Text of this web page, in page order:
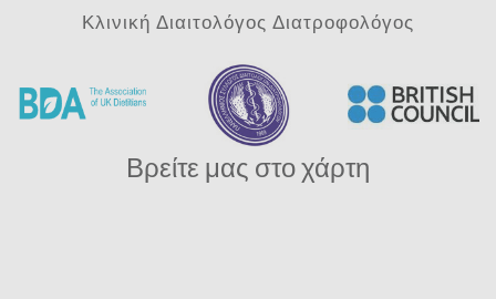
Κλινική Διαιτολόγος Διατροφολόγος
Βρείτε μας στο χάρτη